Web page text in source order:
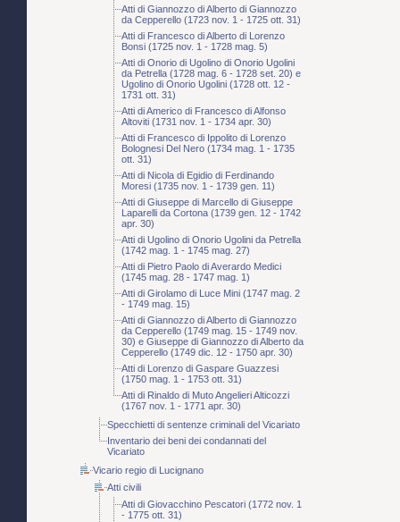
Atti di Giannozzo di Alberto di Giannozzo
da Cepperello (1723 nov. 1 - 1725 ott. 31)
Atti di Francesco di Alberto di Lorenzo
Bonsi (1725 nov. 1 - 1728 mag. 5)
Atti di Onorio di Ugolino di Onorio Ugolini
da Petrella (1728 mag. 6 - 1728 set. 20) e
Ugolino di Onorio Ugolini (1728 ott. 12 -
1731 ott. 31)
Atti di Americo di Francesco di Alfonso
Altoviti (1731 nov. 1 - 1734 apr. 30)
Atti di Francesco di Ippolito di Lorenzo
Bolognesi Del Nero (1734 mag. 1 - 1735
ott. 31)
Atti di Nicola di Egidio di Ferdinando
Moresi (1735 nov. 1 - 1739 gen. 11)
Atti di Giuseppe di Marcello di Giuseppe
Laparelli da Cortona (1739 gen. 12 - 1742
apr. 30)
Atti di Ugolino di Onorio Ugolini da Petrella
(1742 mag. 1 - 1745 mag. 27)
Atti di Pietro Paolo di Averardo Medici
(1745 mag. 28 - 1747 mag. 1)
Atti di Girolamo di Luce Mini (1747 mag. 2
- 1749 mag. 15)
Atti di Giannozzo di Alberto di Giannozzo
da Cepperello (1749 mag. 15 - 1749 nov.
30) e Giuseppe di Giannozzo di Alberto da
Cepperello (1749 dic. 12 - 1750 apr. 30)
Atti di Lorenzo di Gaspare Guazzesi
(1750 mag. 1 - 1753 ott. 31)
Atti di Rinaldo di Muto Angelieri Alticozzi
(1767 nov. 1 - 1771 apr. 30)
Specchietti di sentenze criminali del Vicariato
Inventario dei beni dei condannati del
Vicariato
Vicario regio di Lucignano
Atti civili
Atti di Giovacchino Pescatori (1772 nov. 1
- 1775 ott. 31)